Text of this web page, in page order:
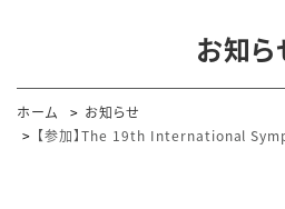
お知ら
ホーム
お知らせ
【参加】The 19th International